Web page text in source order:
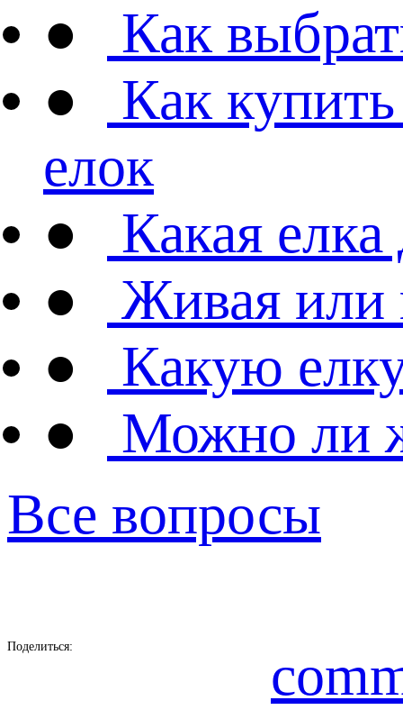
●
Как
●
Как
елок
●
Какая
●
Живая или
●
Какую
●
Можно ли
Все вопросы
Поделиться: